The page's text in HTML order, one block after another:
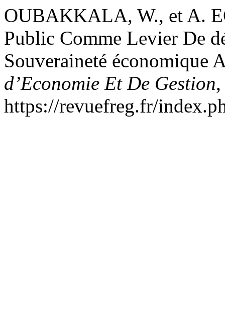
OUBAKKALA, W., et A.
Public Comme Levier De
Souveraineté économique
d’Economie Et De Gestion
https://revuefreg.fr/